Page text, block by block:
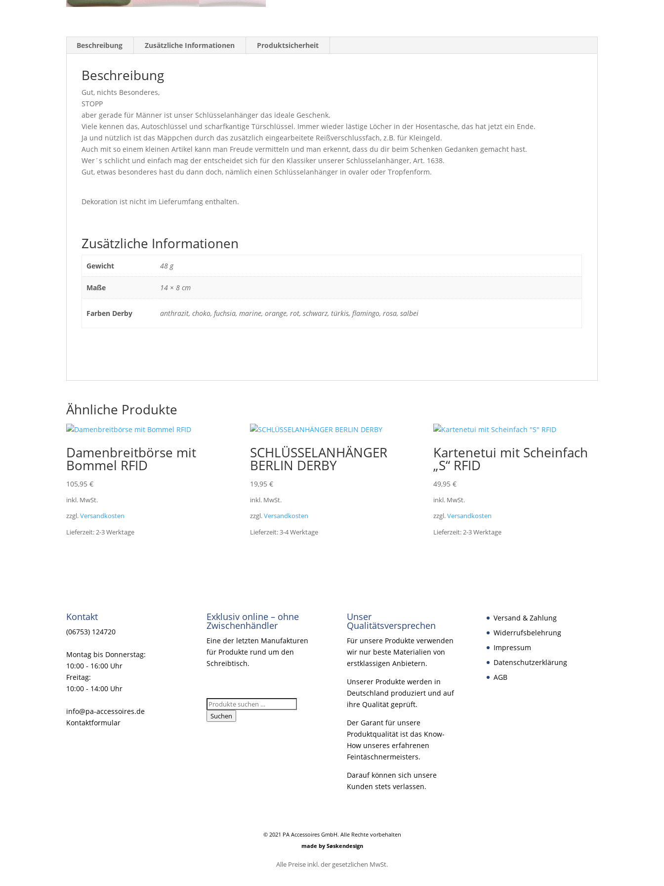
Beschreibung Zusätzliche Informationen Produktsicherheit
Beschreibung
Gut, nichts Besonderes,
STOPP
aber gerade für Männer ist unser Schlüsselanhänger das ideale Geschenk.
Viele kennen das, Autoschlüssel und scharfkantige Türschlüssel. Immer wieder lästige Löcher in der Hosentasche, das hat jetzt ein Ende.
Ja und nützlich ist das Mäppchen durch das zusätzlich eingearbeitete Reißverschlussfach, z.B. für Kleingeld.
Auch mit soeinem kleinen Artikel kann man Freude vermitteln und man erkennt, dass du dir beim Schenken Gedanken gemacht hast.
Wer´s schlicht und einfach mag der entscheidet sich für den Klassiker unsererSchlüsselanhänger, Art. 1638.
Gut, etwas besonderes hast du dann doch, nämlich einen Schlüsselanhänger inovaler oderTropfenform.
Dekoration ist nicht im Lieferumfang enthalten.
Zusätzliche Informationen
Gewicht 48 g
Maße 14 × 8 cm
Farben Derby anthrazit, choko, fuchsia, marine, orange, rot, schwarz, türkis, flamingo, rosa, salbei
Ähnliche Produkte
Damenbreitbörse mit
Bommel RFID
105,95€
inkl. MwSt.
zzgl.Versandkosten
Lieferzeit:2-3 Werktage
SCHLÜSSELANHÄNGER
BERLIN DERBY
19,95 €
inkl. MwSt.
zzgl.Versandkosten
Lieferzeit:3-4 Werktage
Kartenetui mit Scheinfach
„S“ RFID
49,95€
inkl. MwSt.
zzgl.Versandkosten
Lieferzeit:2-3 Werktage
Kontakt
(06753) 124720
Montag bis Donnerstag:
10:00 - 16:00 Uhr
Freitag:
10:00 - 14:00 Uhr
info@pa-accessoires.de
Kontaktformular
Exklusiv online – ohne
Zwischenhändler
Eine der letzten Manufakturen
für Produkte rund um den
Schreibtisch.
Suchen
nach:
Suchen
Unser
Qualitätsversprechen
Für unsere Produkte verwenden
wir nur beste Materialien von
erstklassigen Anbietern.
Unserer Produkte werden in
Deutschland produziert und auf
ihre Qualität geprüft.
Der Garant für unsere
Produktqualität ist das Know-
How unseres erfahrenen
Feintäschnermeisters.
Darauf können sich unsere
Kunden stets verlassen.
Versand & Zahlung
Widerrufsbelehrung
Impressum
Datenschutzerklärung
AGB
© 2021 PA Accessoires GmbH. Alle Rechte vorbehalten
made by Søskendesign
Alle Preise inkl. der gesetzlichen MwSt.